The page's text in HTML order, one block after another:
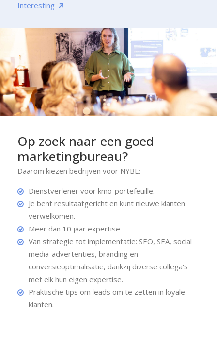
Interesting
Op zoek naar een goed
marketingbureau?
Daarom kiezen bedrijven voor NYBE:
Dienstverlener voor kmo-portefeuille.
Je bent resultaatgericht en kunt nieuwe klanten
verwelkomen.
Meer dan 10 jaar expertise
Van strategie tot implementatie: SEO, SEA, social
media-advertenties, branding en
conversieoptimalisatie, dankzij diverse collega's
met elk hun eigen expertise.
Praktische tips om leads om te zetten in loyale
klanten.